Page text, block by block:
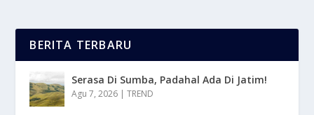
BERITA TERBARU
Serasa Di Sumba, Padahal Ada Di Jatim!
Agu 7, 2026 |TREND